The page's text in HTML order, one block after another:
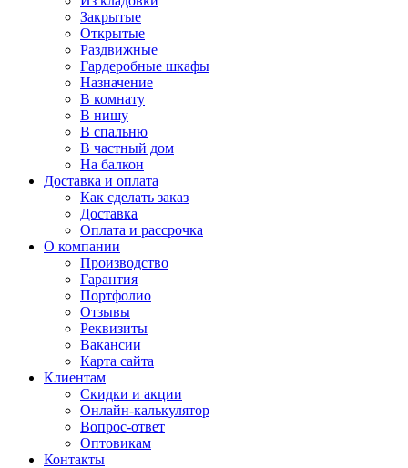
Закрытые
Открытые
Раздвижные
Гардеробные шкафы
Назначение
В комнату
В нишу
В спальню
В частный дом
На балкон
Доставка и оплата
Как сделать заказ
Доставка
Оплата и рассрочка
О компании
Производство
Гарантия
Портфолио
Отзывы
Реквизиты
Вакансии
Карта сайта
Клиентам
Скидки и акции
Онлайн-калькулятор
Вопрос-ответ
Оптовикам
Контакты